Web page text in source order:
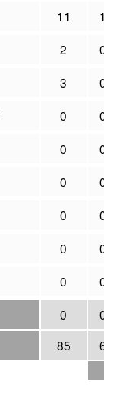
11
1
2
0
3
0
0
0
0
0
0
0
0
0
0
0
0 0
0 0
85 6